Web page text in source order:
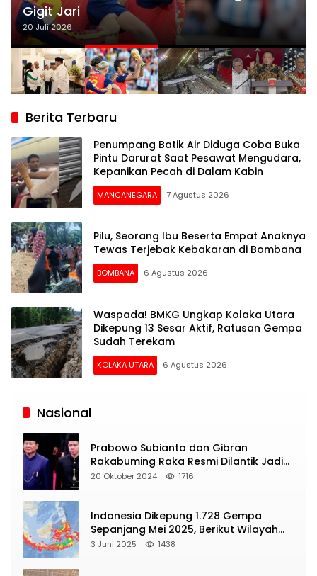
Gigit Jari
20 Juli 2026
Berita Terbaru
Penumpang Batik Air Diduga Coba Buka
Pintu Darurat Saat Pesawat Mengudara,
Kepanikan Pecah di Dalam Kabin
MANCANEGARA 7 Agustus 2026
Pilu, Seorang Ibu Beserta Empat Anaknya
Tewas Terjebak Kebakaran di Bombana
BOMBANA 6 Agustus 2026
Waspada! BMKG Ungkap Kolaka Utara
Dikepung 13 Sesar Aktif, Ratusan Gempa
Sudah Terekam
KOLAKA UTARA 6 Agustus 2026
Siaran
Nasional
Prabowo Subianto dan Gibran
Rakabuming Raka Resmi Dilantik Jadi
Presiden dan Wapres RI
20 Oktober 2024 1716
Indonesia Dikepung 1.728 Gempa
Sepanjang Mei 2025, Berikut Wilayah
Yang Intens Diguncang!
3 Juni 2025 1438